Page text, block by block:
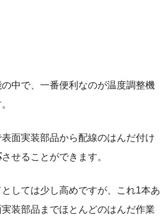
中で、一番便利なのが温度調整機
面実装部品から配線のはんだ付け
させることができます。
しては少し高めですが、これ1本あ
装部品までほとんどのはんだ作業